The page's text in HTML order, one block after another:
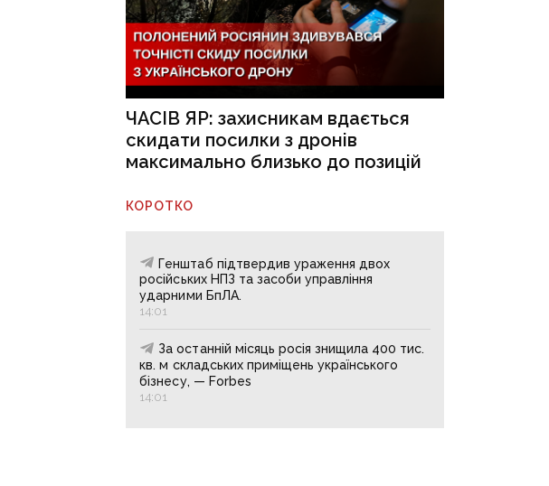
ЧАСІВ ЯР: захисникам вдається
скидати посилки з дронів
максимально близько до позицій
КОРОТКО
Генштаб підтвердив ураження двох
російських НПЗ та засоби управління
ударними БпЛА.
14:01
За останній місяць росія знищила 400 тис.
кв. м складських приміщень українського
бізнесу, — Forbes
14:01